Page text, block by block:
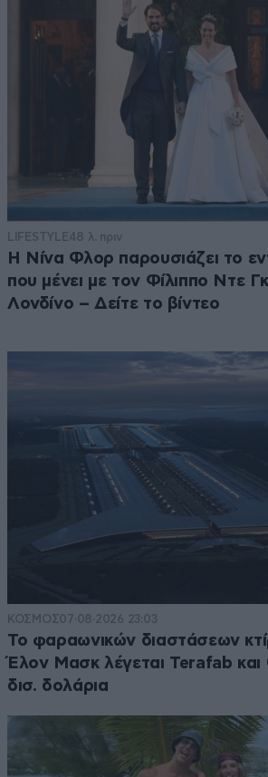
LIFESTYLE48 λ. πριν
Η Νίνα Φλορ παρουσιάζει το
που μένει με τον Φίλιππο Ντε
Λονδίνο – Δείτε το βίντεο
ΚΟΣΜΟΣ07·08·2026 23:03
Το φαραωνικών διαστάσεων
Έλον Μασκ λέγεται Terafab και
δισ. δολάρια